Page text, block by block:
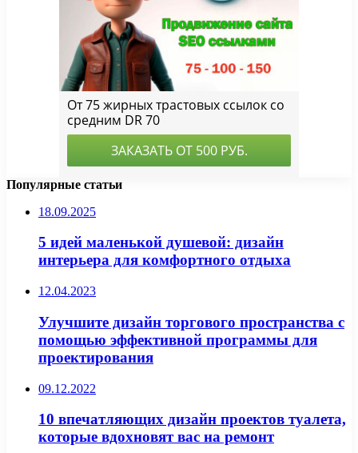
Популярные статьи
18.09.2025
5 идей маленькой душевой: дизайн
интерьера для комфортного отдыха
12.04.2023
Улучшите дизайн торгового пространства с
помощью эффективной программы для
проектирования
09.12.2022
10 впечатляющих дизайн проектов туалета,
которые вдохновят вас на ремонт